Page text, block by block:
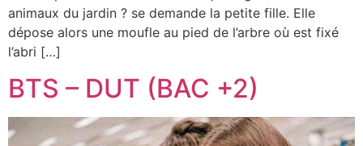
animaux du jardin ? se demande la petite fille. Elle
dépose alors une moufle au pied de l’arbre où est fixé
l’abri […]
BTS – DUT (BAC +2)